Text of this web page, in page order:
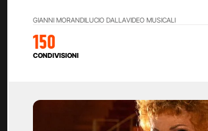
GIANNI MORANDILUCIO DALLAVIDEO MUSICALI
150
CONDIVISIONI